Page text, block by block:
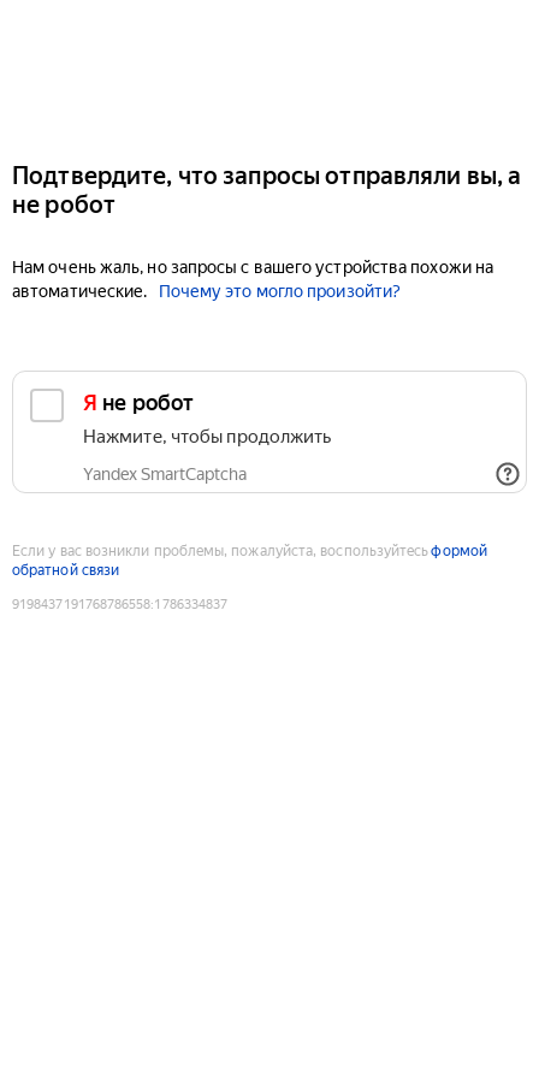
Подтвердите, что запросы отправляли вы, а
не робот
Нам очень жаль, но запросы с вашего устройства похожи на
автоматические.
Почему это могло произойти?
Я не робот
Нажмите, чтобы продолжить
Yandex SmartCaptcha
Если у вас возникли проблемы, пожалуйста, воспользуйтесьформой
обратной связи
9198437191768786558:1786334837